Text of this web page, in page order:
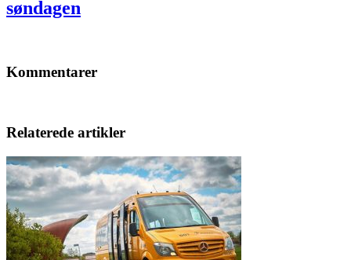
søndagen
Kommentarer
Relaterede artikler